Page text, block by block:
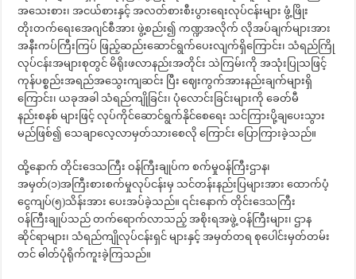
အသေးစား၊ အငယ်စားနှင့် အလတ်စားစီးပွားရေးလုပ်ငန်းများ ဖွံ့ဖြိုး
တိုးတက်ရေးအေဂျင်စီအား ဖွဲ့စည်း၍ ကဏ္ဍအလိုက် လိုအပ်ချက်များအား
အနီးကပ်ကြီးကြပ် ဖြည့်ဆည်းဆောင်ရွက်ပေးလျက်ရှိကြောင်း၊ သံရည်ကြို
လုပ်ငန်းအများစုတွင် မိရိုးဖလာနည်းအတိုင်း သဲကြမ်းကို အသုံးပြုသဖြင့်
ကုန်ပစ္စည်းအရည်အသွေးကျဆင်း ပြီး ဈေးကွက်အားနည်းချက်များရှိ
ကြောင်း၊ ယခုအခါ သံရည်ကျိုခြင်း၊ ပုံလောင်းခြင်းများကို ခေတ်မီ
နည်းစနစ် များဖြင့် လုပ်ကိုင်ဆောင်ရွက်နိုင်စေရေး သင်ကြားပို့ချပေးသွား
မည်ဖြစ်၍ သေချာလေ့လာမှတ်သားစေလို ကြောင်း ပြောကြားခဲ့သည်။
ထို့နောက် တိုင်းဒေသကြီး ဝန်ကြီးချုပ်က စက်မှုဝန်ကြီးဌာန၊
အမှတ်(၁)အကြီးစားစက်မှုလုပ်ငန်းမှ သင်တန်းနည်းပြများအား ထောက်ပံ့
ငွေကျပ်(၅)သိန်းအား ပေးအပ်ခဲ့သည်။ ၎င်းနောက် တိုင်းဒေသကြီး
ဝန်ကြီးချုပ်သည် တက်ရောက်လာသည့် အစိုးရအဖွဲ့ ဝန်ကြီးများ၊ ဌာန
ဆိုင်ရာများ၊ သံရည်ကျိုလုပ်ငန်းရှင် များနှင့် အမှတ်တရ စုပေါင်းမှတ်တမ်း
တင် ဓါတ်ပုံရိုက်ကူးခဲ့ကြသည်။